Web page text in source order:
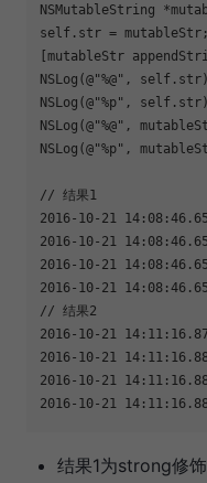
NSMutableString
self.str = mutableStr;
[mutableStr
NSLog(@"%@",
NSLog(@"%p",
NSLog(@"%@",
NSLog(@"%p",
// 结果1
2016-10-21
2016-10-21
2016-10-21
2016-10-21
// 结果2
2016-10-21
2016-10-21
2016-10-21
2016-10-21
结果1为strong修